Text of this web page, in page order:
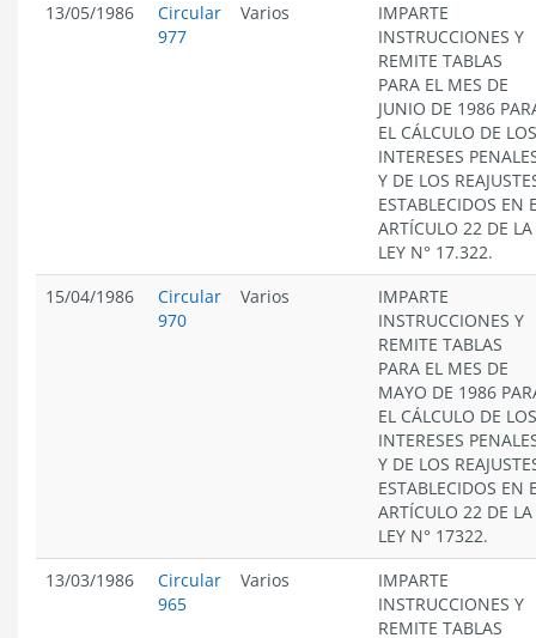
13/05/1986
Circular
977
Varios
IMPARTE
INSTRUCCIONES Y
REMITE TABLAS
PARA EL MES DE
JUNIO DE 1986
EL CÁLCULO DE LOS
INTERESES
Y DE LOS
ESTABLECIDOS EN
ARTÍCULO 22 DE LA
LEY N° 17.322.
15/04/1986
Circular
970
Varios
IMPARTE
INSTRUCCIONES Y
REMITE TABLAS
PARA EL MES DE
MAYO DE 1986
EL CÁLCULO DE LOS
INTERESES
Y DE LOS
ESTABLECIDOS EN
ARTÍCULO 22 DE LA
LEY N° 17322.
13/03/1986
Circular
965
Varios
IMPARTE
INSTRUCCIONES Y
REMITE TABLAS